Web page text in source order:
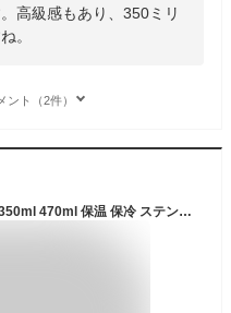
高級感もあり、350ミリ
。
ント（2件）
＼容量が選べる／ タンブラー 蓋付き 350ml 470ml 保温 保冷 ステンレス 持ち運び ふた付き NCD-TLT350 NCD-L350 スリム こぼれない コーヒー 蓋付きタンブラー 蓋 カフェデイズ 水筒 マグボトル 持ち歩き マイボトル アイリスオーヤマ